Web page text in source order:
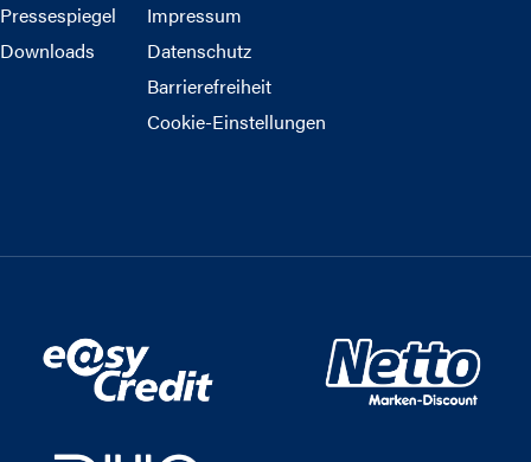
Pressespiegel
Downloads
Impressum
Datenschutz
Barrierefreiheit
Cookie-Einstellungen